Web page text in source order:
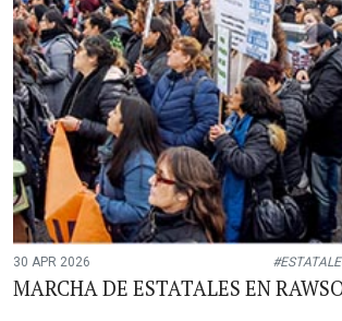
30 APR 2026
MARCHA DE ESTATALES EN